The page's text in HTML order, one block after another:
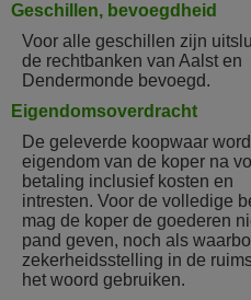
Geschillen, bevoegdheid
Voor alle geschillen zijn
de rechtbanken van Aalst en
Dendermonde bevoegd.
Eigendomsoverdracht
De geleverde koopwaar
eigendom van de koper na
betaling inclusief kosten en
intresten. Voor de volledige
mag de koper de goederen
pand geven, noch als
zekerheidsstelling in de
het woord gebruiken.